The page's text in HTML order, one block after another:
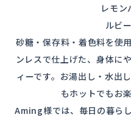
レモン
ルビ
砂糖・保存料・着色料を使
ンレスで仕上げた、身体に
ィーです。お湯出し・水出
もホットでもお
Aming様では、毎日の暮ら